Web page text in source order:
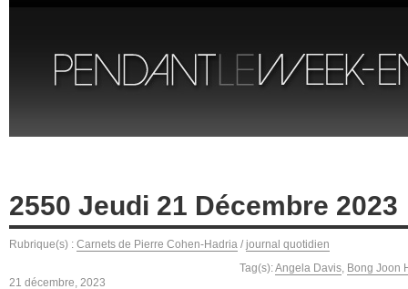
2550 Jeudi 21 Décembre 2023
Rubrique(s) : Carnets de Pierre Cohen-Hadria / journal quotidien
Tag(s):Angela Davis, Bong Joon
21 décembre, 2023